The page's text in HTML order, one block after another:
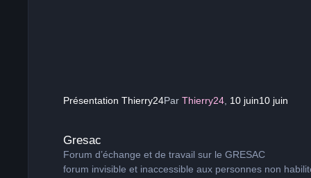
Présentation Thierry24ParThierry24 10 juin10 juin
Gresac
Forum d’échange et de travail sur le GRESAC
forum invisible et inaccessible aux personnes non